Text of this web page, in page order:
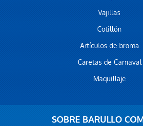
Vajillas
Cotillón
Artículos de broma
Caretas de Carnaval
Maquillaje
SOBRE BARULLO